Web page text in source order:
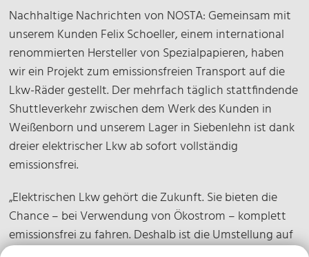
Nachhaltige Nachrichten von NOSTA: Gemeinsam mit
unserem Kunden Felix Schoeller, einem international
renommierten Hersteller von Spezialpapieren, haben
wir ein Projekt zum emissionsfreien Transport auf die
Lkw-Räder gestellt. Der mehrfach täglich stattfindende
Shuttleverkehr zwischen dem Werk des Kunden in
Weißenborn und unserem Lager in Siebenlehn ist dank
dreier elektrischer Lkw ab sofort vollständig
emissionsfrei.
„Elektrischen Lkw gehört die Zukunft. Sie bieten die
Chance – bei Verwendung von Ökostrom – komplett
emissionsfrei zu fahren. Deshalb ist die Umstellung auf